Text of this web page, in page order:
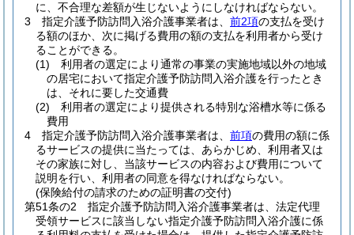
に、不合理な差額が生じないようにしなければならない。
3
指定介護予防訪問入浴介護事業者は、 前2項の支払を受け
る額のほか、次に掲げる費用の額の支払を利用者から受け
ることができる。
(1)
利用者の選定により通常の事業の実施地域以外の地域
の居宅において指定介護予防訪問入浴介護を行ったとき
は、それに要した交通費
(2)
利用者の選定により提供される特別な浴槽水等に係る
費用
4
指定介護予防訪問入浴介護事業者は、 前項の費用の額に係
るサービスの提供に当たっては、あらかじめ、利用者又は
その家族に対し、当該サービスの内容および費用について
説明を行い、利用者の同意を得なければならない。
(保険給付の請求のための証明書の交付)
第51条の2
指定介護予防訪問入浴介護事業者は、法定代理
受領サービスに該当しない指定介護予防訪問入浴介護に係